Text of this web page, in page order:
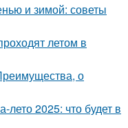
и зимой: советы
летом в
о
2025: что будет в